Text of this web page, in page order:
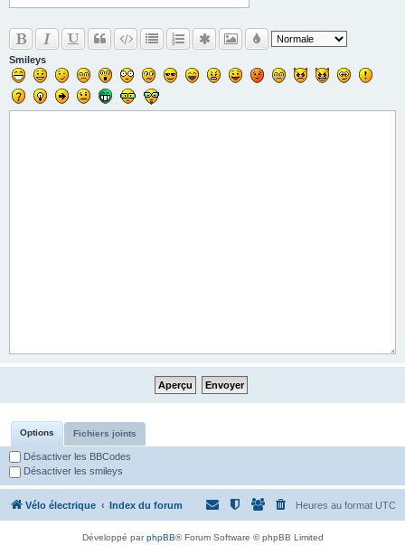
Smileys
Options Fichiers joints
Désactiver les BBCodes
Désactiver les smileys
Vélo électrique Index du forum Heures au format UTC
Développé parphpBB® Forum Software © phpBB Limited